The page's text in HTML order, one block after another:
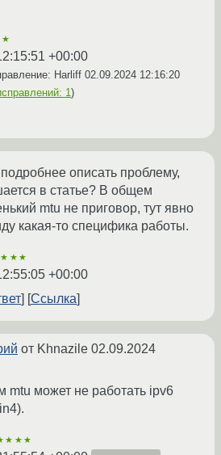
+00:00
Harliff 02.09.2024 12:16:20
1)
описать проблему,
в статье? В общем
mtu не приговор, тут явно
какая-то специфика работы.
+00:00
Ссылка
от Khnazile 02.09.2024
mtu может не работать ipv6